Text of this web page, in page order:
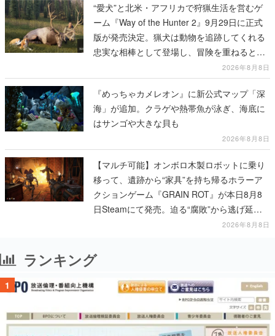
“愛犬”と北米・アフリカで狩猟生活を営むゲ
ーム『Way of the Hunter 2』9月29日に正式
版が発売決定。猟犬は動物を追跡してくれる
忠実な相棒として登場し、冒険を重ねると成
2026年8月8日
『めっちゃカメレオン』に新公式マップ「深
海」が追加。クラゲや熱帯魚が泳ぎ、海底に
はサンゴや大きな貝も
2026年8月8日
【マルチ可能】オンボロ木製ロボットに乗り
移って、遺跡から“家具”を持ち帰るホラーア
クションゲーム『GRAIN ROT』が本日8月8
日Steamにて発売。迫る“腐敗”から逃げ延
2026年8月8日
ランキング
1